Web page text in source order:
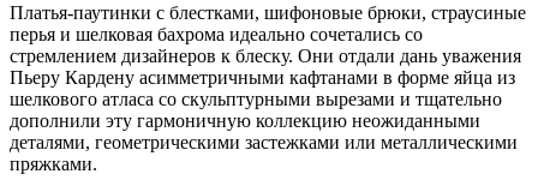
Платья-паутинки с блестками, шифоновые брюки, страусиные
перья и шелковая бахрома идеально сочетались со
стремлением дизайнеров к блеску. Они отдали дань уважения
Пьеру Кардену асимметричными кафтанами в форме яйца из
шелкового атласа со скульптурными вырезами и тщательно
дополнили эту гармоничную коллекцию неожиданными
деталями, геометрическими застежками или металлическими
пряжками.